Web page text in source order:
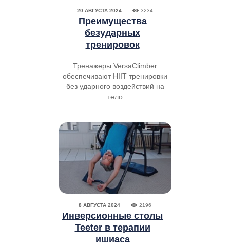
20 АВГУСТА 2024 3234
Преимущества
безударных
тренировок
Тренажеры VersaClimber
обеспечивают HIIT тренировки
без ударного воздействий на
тело
8 АВГУСТА 2024 2196
Инверсионные столы
Teeter в терапии
ишиаса